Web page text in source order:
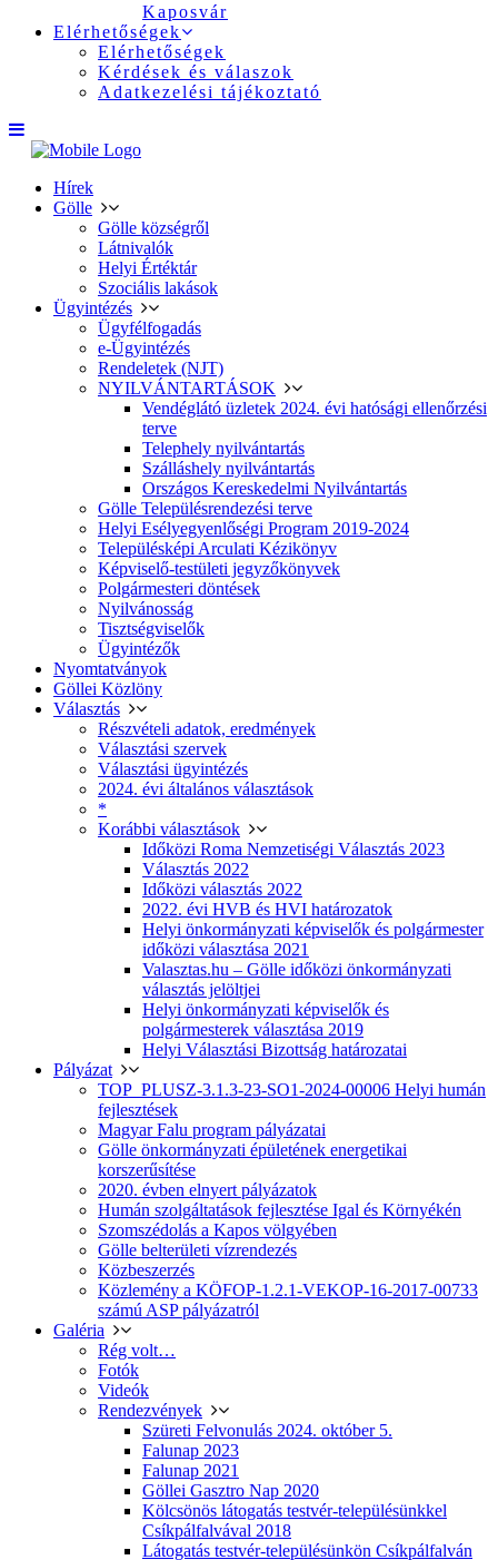
Kaposvár
Elérhetőségek
Elérhetőségek
Kérdések és válaszok
Adatkezelési tájékoztató
Hírek
Gölle
Gölle községről
Látnivalók
Helyi Értéktár
Szociális lakások
Ügyintézés
Ügyfélfogadás
e-Ügyintézés
Rendeletek (NJT)
NYILVÁNTARTÁSOK
Vendéglátó üzletek 2024. évi hatósági ellenőrzési
terve
Telephely nyilvántartás
Szálláshely nyilvántartás
Országos Kereskedelmi Nyilvántartás
Gölle Településrendezési terve
Helyi Esélyegyenlőségi Program 2019-2024
Településképi Arculati Kézikönyv
Képviselő-testületi jegyzőkönyvek
Polgármesteri döntések
Nyilvánosság
Tisztségviselők
Ügyintézők
Nyomtatványok
Göllei Közlöny
Választás
Részvételi adatok, eredmények
Választási szervek
Választási ügyintézés
2024. évi általános választások
*
Korábbi választások
Időközi Roma Nemzetiségi Választás 2023
Választás 2022
Időközi választás 2022
2022. évi HVB és HVI határozatok
Helyi önkormányzati képviselők és polgármester
időközi választása 2021
Valasztas.hu – Gölle időközi önkormányzati
választás jelöltjei
Helyi önkormányzati képviselők és
polgármesterek választása 2019
Helyi Választási Bizottság határozatai
Pályázat
TOP_PLUSZ-3.1.3-23-SO1-2024-00006 Helyi humán
fejlesztések
Magyar Falu program pályázatai
Gölle önkormányzati épületének energetikai
korszerűsítése
2020. évben elnyert pályázatok
Humán szolgáltatások fejlesztése Igal és Környékén
Szomszédolás a Kapos völgyében
Gölle belterületi vízrendezés
Közbeszerzés
Közlemény a KÖFOP-1.2.1-VEKOP-16-2017-00733
számú ASP pályázatról
Galéria
Rég volt…
Fotók
Videók
Rendezvények
Szüreti Felvonulás 2024. október 5.
Falunap 2023
Falunap 2021
Göllei Gasztro Nap 2020
Kölcsönös látogatás testvér-településünkkel
Csíkpálfalvával 2018
Látogatás testvér-településünkön Csíkpálfalván